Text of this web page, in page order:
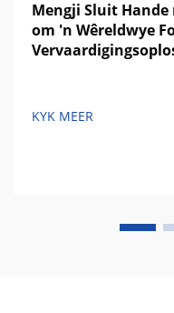
Mengji Sluit
om 'n Wêreldwye
KYK MEER